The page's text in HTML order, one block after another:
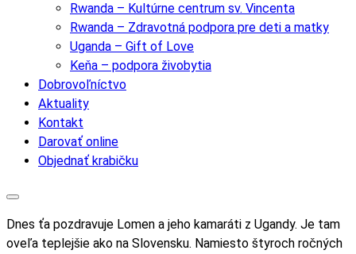
Rwanda – Kultúrne centrum sv. Vincenta
Rwanda – Zdravotná podpora pre deti a matky
Uganda – Gift of Love
Keňa – podpora živobytia
Dobrovoľníctvo
Aktuality
Kontakt
Darovať online
Objednať krabičku
Dnes ťa pozdravuje Lomen a jeho kamaráti z Ugandy. Je tam
oveľa teplejšie ako na Slovensku. Namiesto štyroch ročných